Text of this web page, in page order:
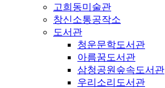
고희동미술관
창신소통공작소
도서관
청운문학도서관
아름꿈도서관
삼청공원숲속도서관
우리소리도서관